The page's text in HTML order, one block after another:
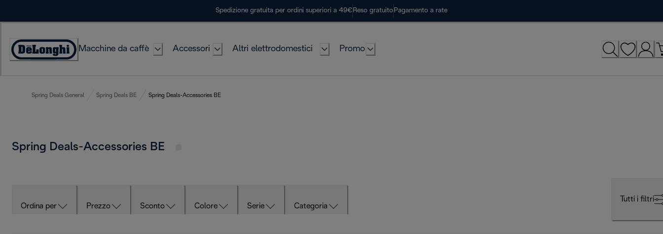
Spedizione gratuita per ordini superiori a 49€ Reso gratuito Pagamento a rate
Accessibility
Macchine da caffè Accessori Altri elettrodomestici Promo
Spring Deals General Spring Deals BE Spring Deals-Accessories BE
Spring Deals-Accessories BE
Ordina per Prezzo Sconto Colore Serie Categoria
Tutti i filtri